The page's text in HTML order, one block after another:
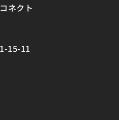
ネクト
15-11